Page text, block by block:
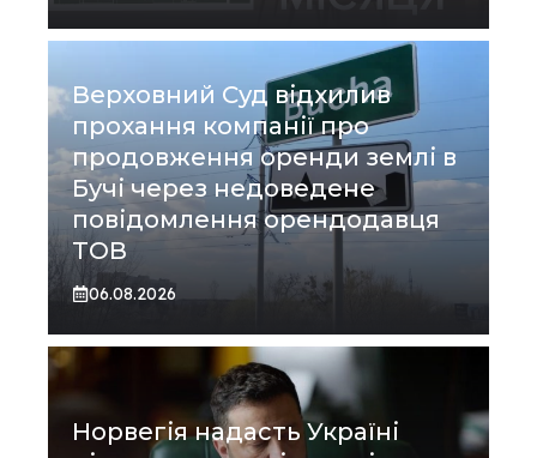
Верховний Суд відхилив
прохання компанії про
продовження оренди землі в
Бучі через недоведене
повідомлення орендодавця
ТОВ
06.08.2026
Норвегія надасть Україні